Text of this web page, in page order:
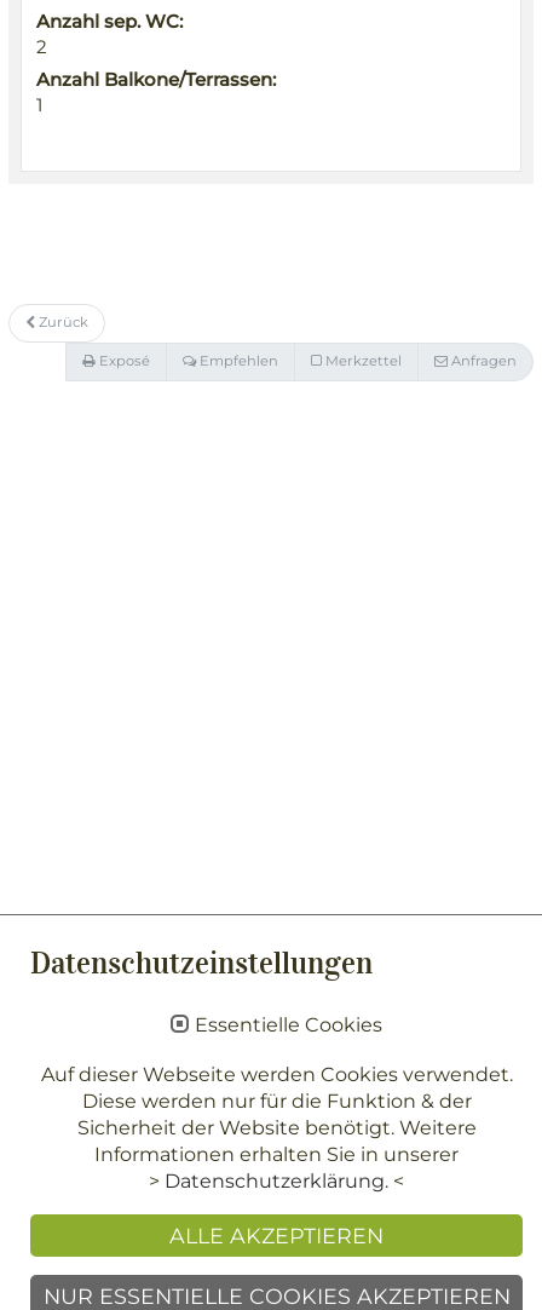
Anzahl sep. WC:
2
Anzahl Balkone/Terrassen:
1
Zurück
Exposé Empfehlen Merkzettel Anfragen
Datenschutzeinstellungen
Essentielle Cookies
Auf dieser Webseite werden Cookies verwendet.
Diese werden nur für die Funktion & der
Sicherheit der Website benötigt. Weitere
Informationen erhalten Sie in unserer
> Datenschutzerklärung. <
ALLE AKZEPTIEREN
NUR ESSENTIELLE COOKIES AKZEPTIEREN